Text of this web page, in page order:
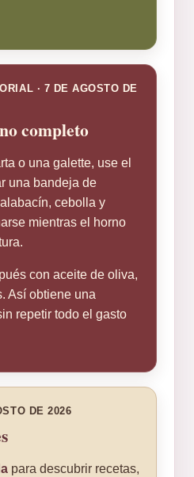
· 7 DE AGOSTO DE
completo
o una galette, use el
una bandeja de
cebolla y
mientras el horno
con aceite de oliva,
Así obtiene una
repetir todo el gasto
DE 2026
para descubrir recetas,